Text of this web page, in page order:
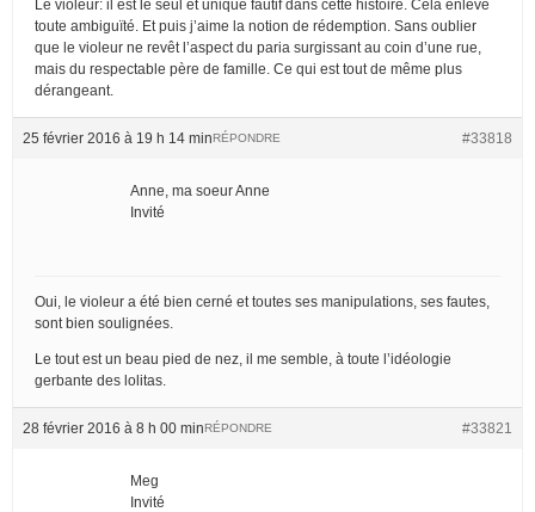
Le violeur: il est le seul et unique fautif dans cette histoire. Cela enlève
toute ambiguïté. Et puis j’aime la notion de rédemption. Sans oublier
que le violeur ne revêt l’aspect du paria surgissant au coin d’une rue,
mais du respectable père de famille. Ce qui est tout de même plus
dérangeant.
25 février 2016 à 19 h 14 min #33818
RÉPONDRE
Anne, ma soeur Anne
Invité
Oui, le violeur a été bien cerné et toutes ses manipulations, ses fautes,
sont bien soulignées.
Le tout est un beau pied de nez, il me semble, à toute l’idéologie
gerbante des lolitas.
28 février 2016 à 8 h 00 min #33821
RÉPONDRE
Meg
Invité